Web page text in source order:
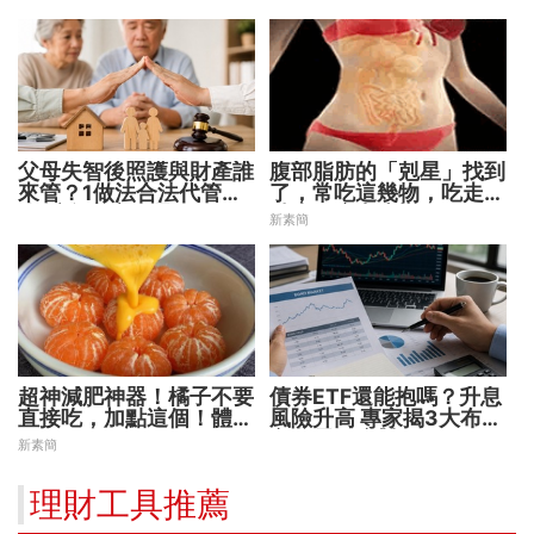
父母失智後照護與財產誰
來管？1做法合法代管財
腹部脂肪的「剋星」找到
了，常吃這幾物，吃走大
肚囊，瘦出小蠻腰
新素簡
超神減肥神器！橘子不要
直接吃，加點這個！體重
天天下降
新素簡
債券ETF還能抱嗎？升息
風險升高 專家揭3大布局
理財工具推薦